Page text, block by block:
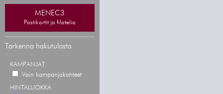
MENEC3
Postikortit ja filatelia
Tarkenna hakutulosta
KAMPANJAT
Vain kampanjakohteet
HINTALUOKKA